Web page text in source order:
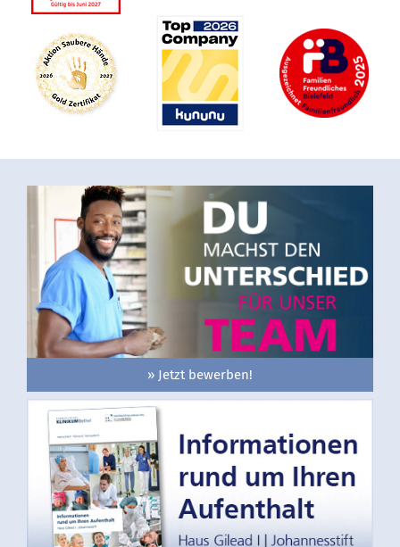
» Jetzt bewerben!